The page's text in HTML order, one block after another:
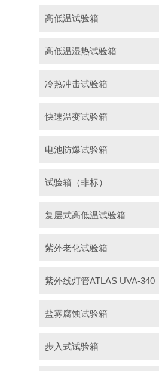
高低温试验箱
高低温湿热试验箱
冷热冲击试验箱
快速温变试验箱
电池防爆试验箱
试验箱（非标）
复层式高低温试验箱
紫外老化试验箱
紫外线灯管ATLAS UVA-340
盐雾腐蚀试验箱
步入式试验箱